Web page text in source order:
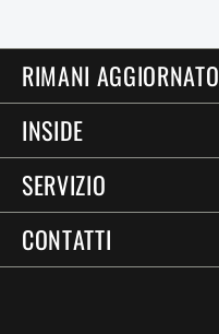
RIMANI AGGIORNATO
INSIDE
SERVIZIO
CONTATTI